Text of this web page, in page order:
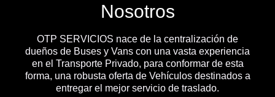
Nosotros
OTP SERVICIOS nace de la centralización de
dueños de Buses y Vans con una vasta experiencia
en el Transporte Privado, para conformar de esta
forma, una robusta oferta de Vehículos destinados a
entregar el mejor servicio de traslado.